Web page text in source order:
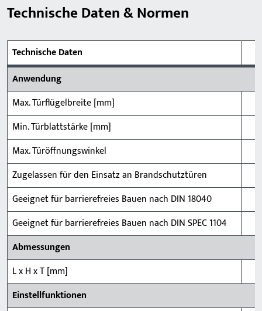
Technische Daten & Normen
Technische Daten
Anwendung
Max. Türflügelbreite [mm]
Min. Türblattstärke [mm]
Max. Türöffnungswinkel
Zugelassen für den Einsatz an Brandschutztüren
Geeignet für barrierefreies Bauen nach DIN 18040
Geeignet für barrierefreies Bauen nach DIN SPEC 1104
Abmessungen
L x H x T [mm]
Einstellfunktionen